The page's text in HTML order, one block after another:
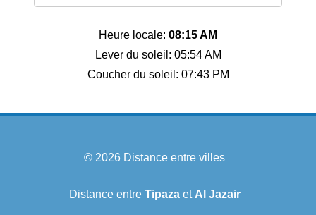
Heure locale: 08:15 AM
Lever du soleil: 05:54 AM
Coucher du soleil: 07:43 PM
© 2026 Distance entre villes
Distance entre Tipazaet Al Jazair